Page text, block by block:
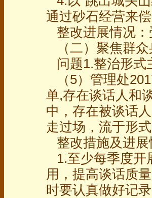
通过砂石经营来
整改进展情况：
（二）聚焦群众
问题1.整治形式
（5）管理处
单,存在谈话人和
中，存在被谈话
走过场，流于形
整改措施及进展
1.至少每季度开
用，提高谈话质
时要认真做好记